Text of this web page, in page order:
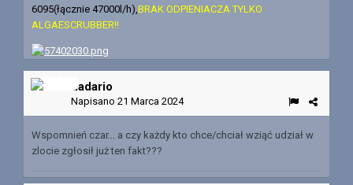
6095(łącznie 47000l/h) BRAK ODPIENIACZA TYLKO
ALGAESCRUBBER!!
dadario
Napisano 21 Marca 2024
Wspomnień czar... a czy każdy kto chce/chciał wziąć udział w
zlocie zgłosił już ten fakt???